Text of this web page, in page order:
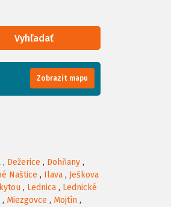
Vyhľadať
Zobrazit mapu
, Dežerice , Dohňany ,
Naštice , Ilava , Ješkova
, Lednica , Lednické
, Miezgovce , Mojtín ,